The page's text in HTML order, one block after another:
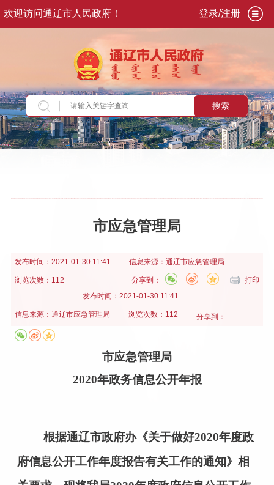
欢迎访问通辽市人民政府！ 登录/注册
搜索
当前位置：首页>政务公开>政府信息公开年报
市应急管理局
发布时间： 2021-01-30 11:41 信息来源： 通辽市应急管理局
浏览次数：112 打印
分享到：
发布时间： 2021-01-30 11:41
信息来源： 通辽市应急管理局 浏览次数：112 分享到：
市应急管理局
2020年政务信息公开年报
根据通辽市政府办《关于做好2020年度政
府信息公开工作年度报告有关工作的通知》相